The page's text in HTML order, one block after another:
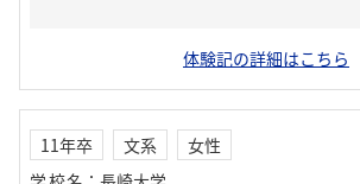
体験記の詳細はこちら
11年卒 文系
女性